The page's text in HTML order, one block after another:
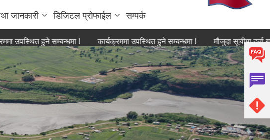
जानकारी डिजिटल प्रोफाईल सम्पर्क
हुने सम्बन्धमा ! कार्यक्रममा उपस्थित हुने सम्बन्धमा ! मौजुदा सूचीमा दर्ता गराउने